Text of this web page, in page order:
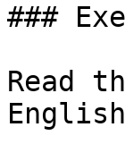
###
Read